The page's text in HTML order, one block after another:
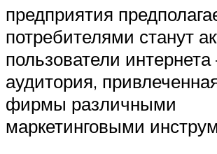
предприятия
потребителями станут
пользователи интернета
аудитория,
фирмы различными
маркетинговыми